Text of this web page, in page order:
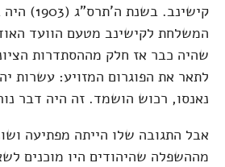
קישינב. בשנת
המשלחת לקישינב מטעם הוועד
שהיה כבר אז חלק מההסתדרות
לתאר את הפוגרום המזויע: עשרות
נאנסו, רכוש הושמד. זה היה דבר
אבל התגובה שלו הייתה מפתיעה
מההשפלה שהיהודים היו מוכנים